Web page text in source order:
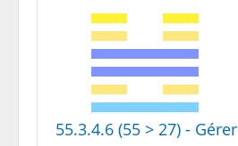
55.3.4.6 (55 > 27) - Gérer